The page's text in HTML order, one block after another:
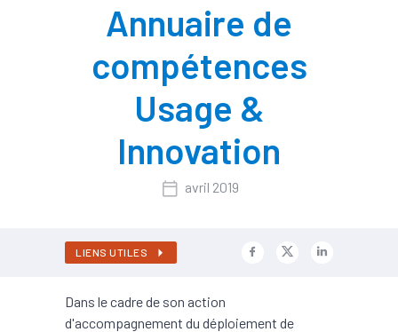
Annuaire de
compétences
Usage &
Innovation
avril 2019
LIENS UTILES
Dans le cadre de son action
d'accompagnement du déploiement de